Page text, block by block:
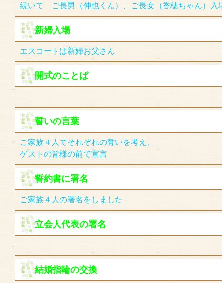
続いて　ご長男（伸也くん）、ご長女（香穂ちゃん）入
新婦入場
エスコートは新婦お父さん
開式のことば
誓いの言葉
ご家族４人でそれぞれの誓いを考え、
ゲストの皆様の前で宣言
誓約書に署名
ご家族４人の署名をしました
立会人代表の署名
結婚指輪の交換